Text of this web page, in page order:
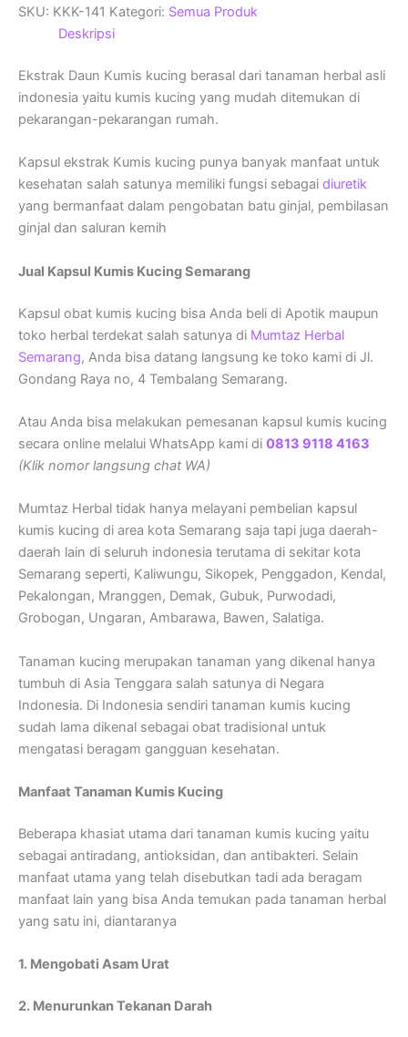
SKU: KKK-141 Kategori: Semua Produk
Deskripsi
Ekstrak Daun Kumis kucing berasal dari tanaman herbal asli
indonesia yaitu kumis kucing yang mudah ditemukan di
pekarangan-pekarangan rumah.
Kapsul ekstrak Kumis kucing punya banyak manfaat untuk
kesehatan salah satunya memiliki fungsi sebagai diuretik
yang bermanfaat dalam pengobatan batu ginjal, pembilasan
ginjal dan saluran kemih
Jual Kapsul Kumis Kucing Semarang
Kapsul obat kumis kucing bisa Anda beli di Apotik maupun
toko herbal terdekat salah satunya di Mumtaz Herbal
Semarang, Anda bisa datang langsung ke toko kami di Jl.
Gondang Raya no, 4 Tembalang Semarang.
Atau Anda bisa melakukan pemesanan kapsul kumis kucing
secara online melalui WhatsApp kami di 0813 9118 4163
(Klik nomor langsung chat WA)
Mumtaz Herbal tidak hanya melayani pembelian kapsul
kumis kucing di area kota Semarang saja tapi juga daerah-
daerah lain di seluruh indonesia terutama di sekitar kota
Semarang seperti, Kaliwungu, Sikopek, Penggadon, Kendal,
Pekalongan, Mranggen, Demak, Gubuk, Purwodadi,
Grobogan, Ungaran, Ambarawa, Bawen, Salatiga.
Tanaman kucing merupakan tanaman yang dikenal hanya
tumbuh di Asia Tenggara salah satunya di Negara
Indonesia. Di Indonesia sendiri tanaman kumis kucing
sudah lama dikenal sebagai obat tradisional untuk
mengatasi beragam gangguan kesehatan.
Manfaat Tanaman Kumis Kucing
Beberapa khasiat utama dari tanaman kumis kucing yaitu
sebagai antiradang, antioksidan, dan antibakteri. Selain
manfaat utama yang telah disebutkan tadi ada beragam
manfaat lain yang bisa Anda temukan pada tanaman herbal
yang satu ini, diantaranya
1. Mengobati Asam Urat
2. Menurunkan Tekanan Darah